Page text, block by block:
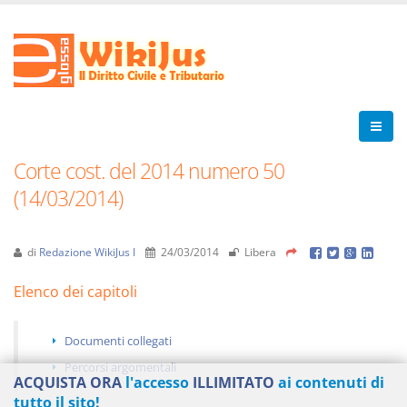
Corte cost. del 2014 numero 50
(14/03/2014)
di Redazione WikiJus I 24/03/2014 Libera
Elenco dei capitoli
Documenti collegati
Percorsi argomentali
ACQUISTA ORA l'accesso ILLIMITATO ai contenuti di
tutto il sito!